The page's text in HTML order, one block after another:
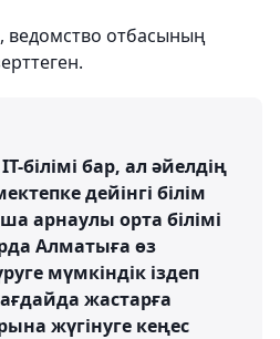
ведомство отбасының
білімі бар, ал әйелдің
дейінгі білім
арнаулы орта білімі
Алматыға өз
мүмкіндік іздеп
жастарға
жүгінуге кеңес